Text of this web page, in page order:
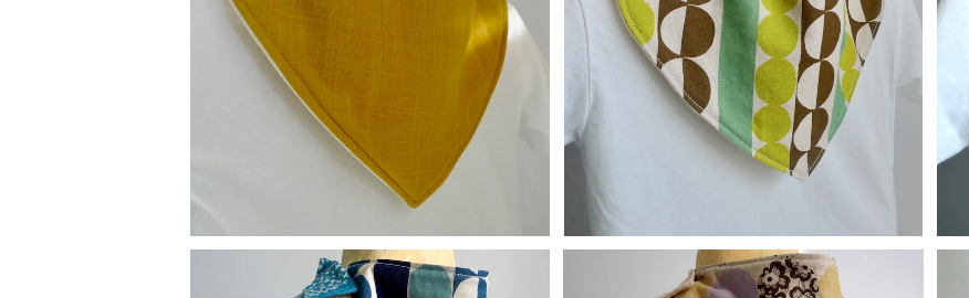
替えスタイ：マスタード
替えスタイ：レトロ（ライム）
¥900